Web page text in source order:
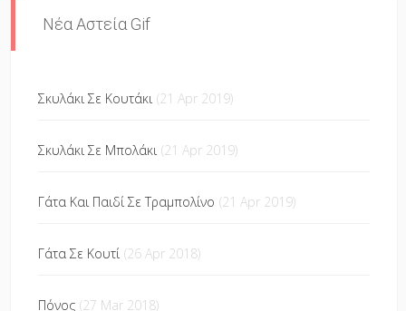
Νέα Αστεία Gif
Σκυλάκι Σε Κουτάκι (21 Apr 2019)
Σκυλάκι Σε Μπολάκι (21 Apr 2019)
Γάτα Και Παιδί Σε Τραμπολίνο (21 Apr 2019)
Γάτα Σε Κουτί (26 Apr 2018)
Πόνος (27 Mar 2018)